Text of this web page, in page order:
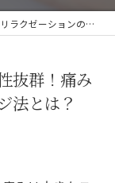
の相性抜群！痛みを緩和する効果的なマッサージ法とは？
抜群！痛み
法とは？